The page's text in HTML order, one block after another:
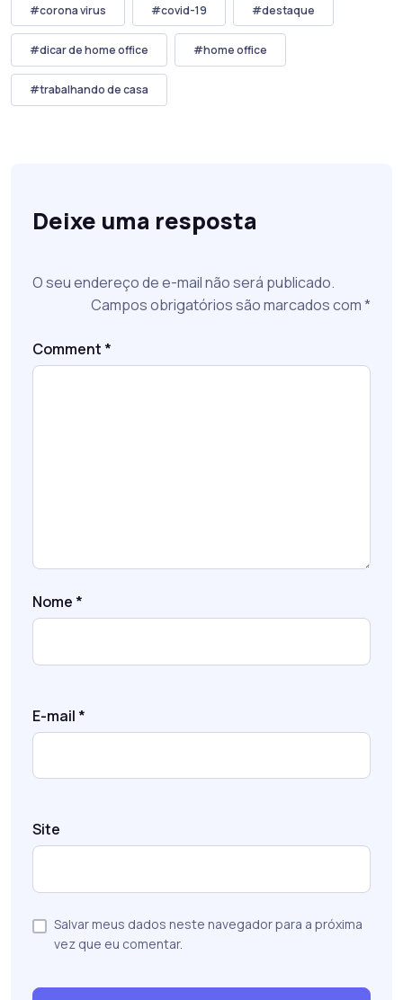
#corona virus #covid-19 #destaque
#dicar de home office #home office
#trabalhando de casa
Deixe uma resposta
O seu endereço de e-mail não será publicado.
Campos obrigatórios são marcados com*
Comment *
Nome *
E-mail *
Site
Salvar meus dados neste navegador para a próxima
vez que eu comentar.